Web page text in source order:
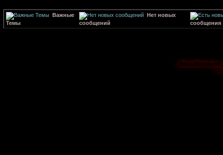
Важные
Темы
Нет новых
сообщений
сообщения
.:BloodBrothers:.